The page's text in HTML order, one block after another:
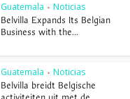
Guatemala • Noticias
Belvilla Expands Its Belgian
Business with the...
Guatemala • Noticias
Belvilla breidt Belgische